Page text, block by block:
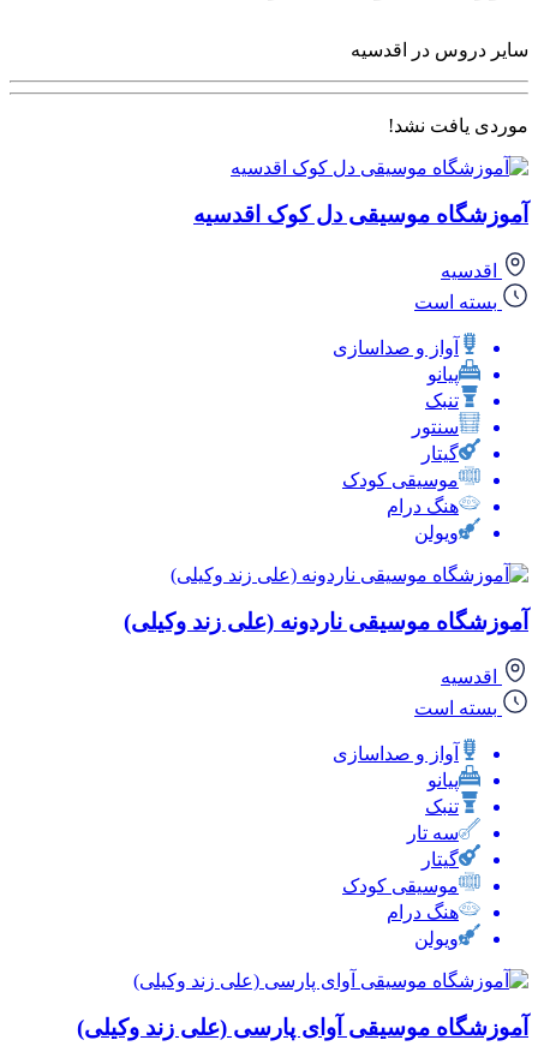
سایر دروس در اقدسیه
موردی یافت نشد!
آموزشگاه موسیقی دل کوک اقدسیه
اقدسیه
بسته است
آواز و صداسازی
پیانو
تنبک
سنتور
گیتار
موسیقی کودک
هنگ درام
ویولن
آموزشگاه موسیقی ناردونه (علی زند وکیلی)
اقدسیه
بسته است
آواز و صداسازی
پیانو
تنبک
سه تار
گیتار
موسیقی کودک
هنگ درام
ویولن
آموزشگاه موسیقی آوای پارسی (علی زند وکیلی)